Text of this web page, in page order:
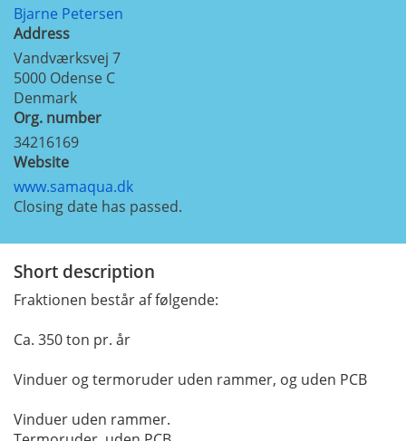
Bjarne Petersen
Address
Vandværksvej 7
5000 Odense C
Denmark
Org. number
34216169
Website
www.samaqua.dk
Closing date has passed.
Short description
Fraktionen består af følgende:
Ca. 350 ton pr. år
Vinduer og termoruder uden rammer, og uden PCB
Vinduer uden rammer.